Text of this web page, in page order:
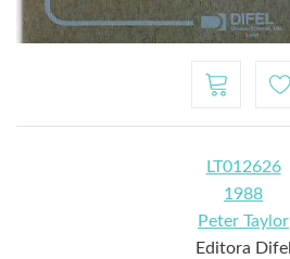
LT012626
1988
Peter Taylor
Editora Difel